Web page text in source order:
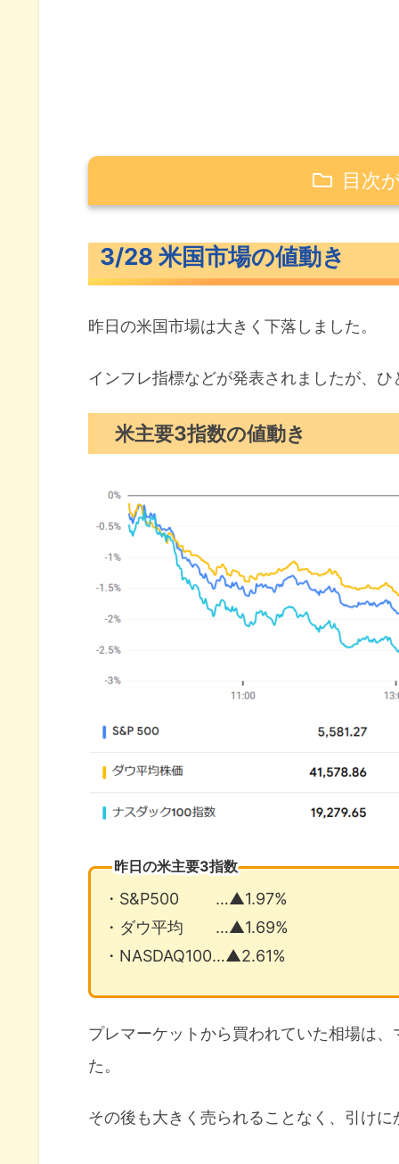
目次
米主要3指数の値動き
S&P500ヒートマップ
セクター別パフォーマンス
S&P500チャート分析
米国市場のトピックス
コア指数が加速した2月のPCE
2年ぶり低水準の消費者マイン
xAIがXを買収して事業合理化
4月の注目イベントについて
3/28 米国市場の値動き
昨日の米国市場は大きく下落しました。
インフレ指標などが発表されましたが、
米主要3指数の値動き
昨日の米主要3指数
・S&P500 …▲1.97%
・ダウ平均 …▲1.69%
・NASDAQ100…▲2.61%
プレマーケットから買われていた相場は
た。
その後も大きく売られることなく、引け